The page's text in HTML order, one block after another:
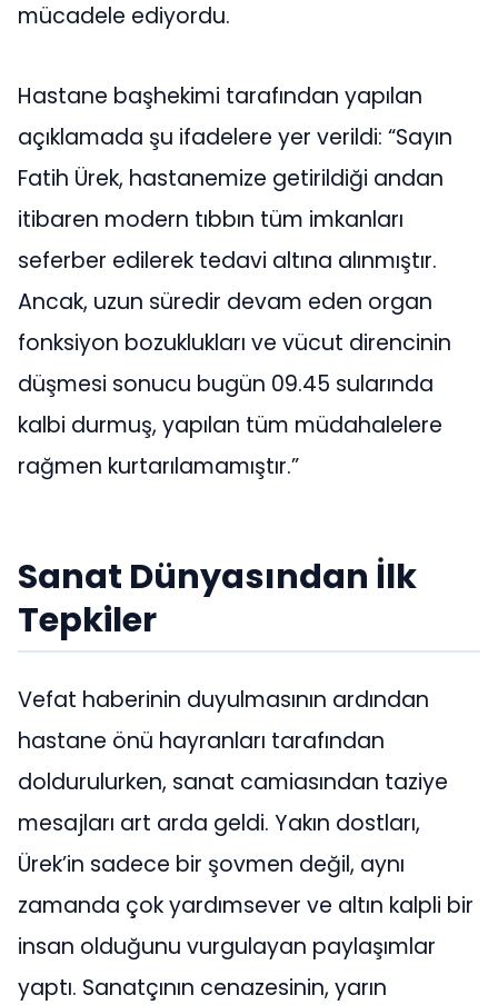
mücadele ediyordu.
Hastane başhekimi tarafından yapılan
açıklamada şu ifadelere yer verildi: “Sayın
Fatih Ürek, hastanemize getirildiği andan
itibaren modern tıbbın tüm imkanları
seferber edilerek tedavi altına alınmıştır.
Ancak, uzun süredir devam eden organ
fonksiyon bozuklukları ve vücut direncinin
düşmesi sonucu bugün 09.45 sularında
kalbi durmuş, yapılan tüm müdahalelere
rağmen kurtarılamamıştır.”
Sanat Dünyasından İlk
Tepkiler
Vefat haberinin duyulmasının ardından
hastane önü hayranları tarafından
doldurulurken, sanat camiasından taziye
mesajları art arda geldi. Yakın dostları,
Ürek’in sadece bir şovmen değil, aynı
zamanda çok yardımsever ve altın kalpli bir
insan olduğunu vurgulayan paylaşımlar
yaptı. Sanatçının cenazesinin, yarın